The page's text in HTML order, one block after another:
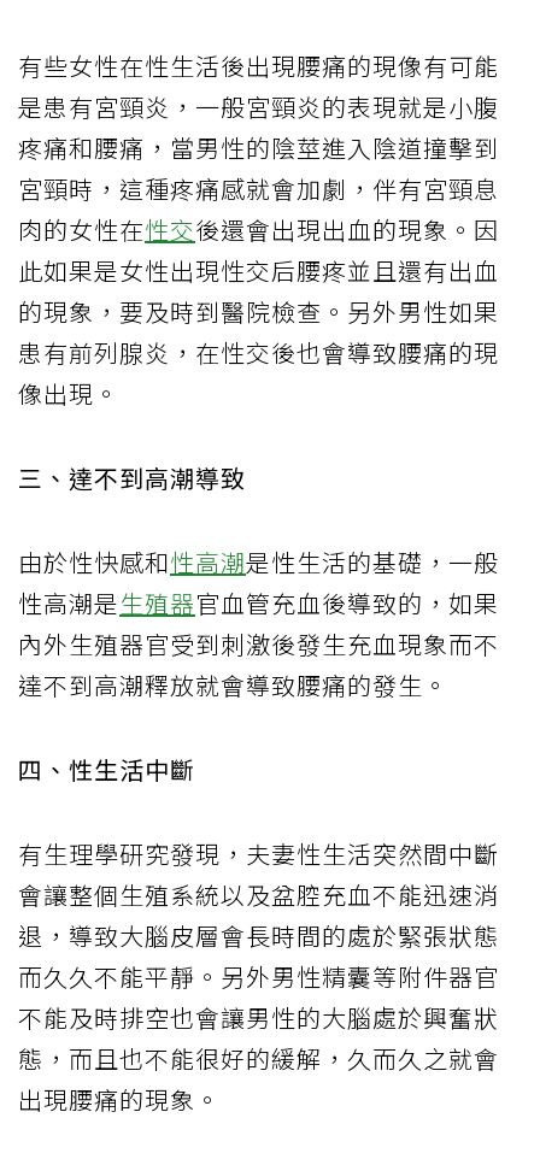
有些女性在性生活後出現腰痛的現像有可能
是患有宮頸炎，一般宮頸炎的表現就是小腹
疼痛和腰痛，當男性的陰莖進入陰道撞擊到
宮頸時，這種疼痛感就會加劇，伴有宮頸息
肉的女性在性交後還會出現出血的現象。因
此如果是女性出現性交后腰疼並且還有出血
的現象，要及時到醫院檢查。另外男性如果
患有前列腺炎，在性交後也會導致腰痛的現
像出現。
三、達不到高潮導致
由於性快感和性高潮是性生活的基礎，一般
性高潮是生殖器官血管充血後導致的，如果
內外生殖器官受到刺激後發生充血現象而不
達不到高潮釋放就會導致腰痛的發生。
四、性生活中斷
有生理學研究發現，夫妻性生活突然間中斷
會讓整個生殖系統以及盆腔充血不能迅速消
退，導致大腦皮層會長時間的處於緊張狀態
而久久不能平靜。另外男性精囊等附件器官
不能及時排空也會讓男性的大腦處於興奮狀
態，而且也不能很好的緩解，久而久之就會
出現腰痛的現象。